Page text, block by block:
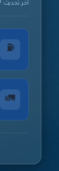
آخر تحديث: 27 نوفمبر 2024
⛽
🚛